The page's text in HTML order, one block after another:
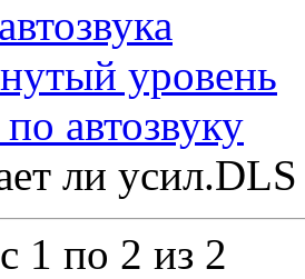
уровень
автозвуку
ли
1 по 2 из 2